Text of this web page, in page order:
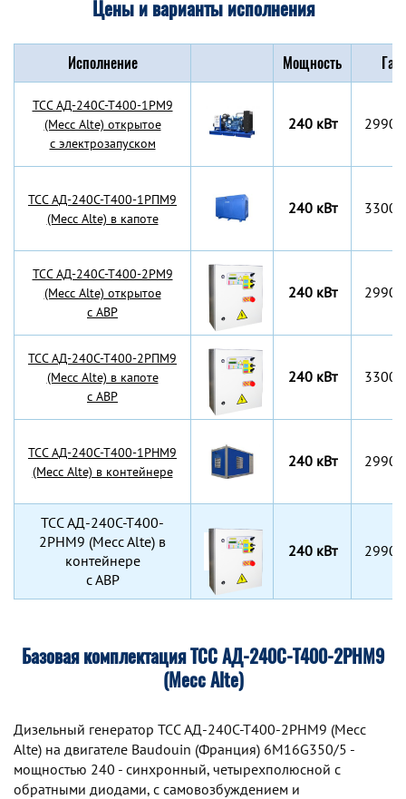
Цены и варианты исполнения
Исполнение Мощность
TCC АД-240С-Т400-1РМ9
(Mecc Alte) открытое
с электрозапуском
240 кВт
TCC АД-240С-Т400-1РПМ9
(Mecc Alte) в капоте
240 кВт
TCC АД-240С-Т400-2РМ9
(Mecc Alte) открытое
с АВР
240 кВт
TCC АД-240С-Т400-2РПМ9
(Mecc Alte) в капоте
с АВР
240 кВт
TCC АД-240С-Т400-1РНМ9
(Mecc Alte) в контейнере
240 кВт
TCC АД-240С-Т400-
2РНМ9 (Mecc Alte) в
контейнере
с АВР
240 кВт
Базовая комплектация ТСС АД-240С-Т400-2РНМ9
(Mecc Alte)
Дизельный генератор TCC АД-240С-Т400-2РНМ9 (Mecc
Alte) на двигателе Baudouin (Франция) 6M16G350/5 -
мощностью 240 - синхронный, четырехполюсной с
обратными диодами, с самовозбуждением и